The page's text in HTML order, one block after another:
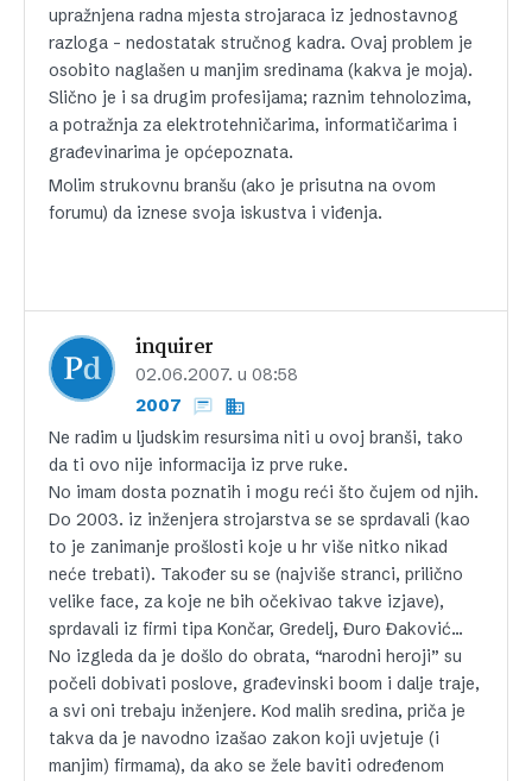
upražnjena radna mjesta strojaraca iz jednostavnog
razloga – nedostatak stručnog kadra. Ovaj problem je
osobito naglašen u manjim sredinama (kakva je moja).
Slično je i sa drugim profesijama; raznim tehnolozima,
a potražnja za elektrotehničarima, informatičarima i
građevinarima je općepoznata.
Molim strukovnu branšu (ako je prisutna na ovom
forumu) da iznese svoja iskustva i viđenja.
inquirer
02.06.2007. u 08:58
2007
Ne radim u ljudskim resursima niti u ovoj branši, tako
da ti ovo nije informacija iz prve ruke.
No imam dosta poznatih i mogu reći što čujem od njih.
Do 2003. iz inženjera strojarstva se se sprdavali (kao
to je zanimanje prošlosti koje u hr više nitko nikad
neće trebati). Također su se (najviše stranci, prilično
velike face, za koje ne bih očekivao takve izjave),
sprdavali iz firmi tipa Končar, Gredelj, Đuro Đaković…
No izgleda da je došlo do obrata, “narodni heroji” su
počeli dobivati poslove, građevinski boom i dalje traje,
a svi oni trebaju inženjere. Kod malih sredina, priča je
takva da je navodno izašao zakon koji uvjetuje (i
manjim) firmama), da ako se žele baviti određenom